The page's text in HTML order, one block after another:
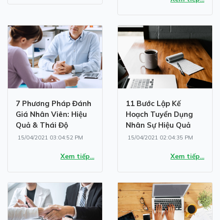
7 Phương Pháp Đánh
Giá Nhân Viên: Hiệu
Quả & Thái Độ
15/04/2021 03:04:52 PM
Xem tiếp...
11 Bước Lập Kế
Hoạch Tuyển Dụng
Nhân Sự Hiệu Quả
15/04/2021 02:04:35 PM
Xem tiếp...